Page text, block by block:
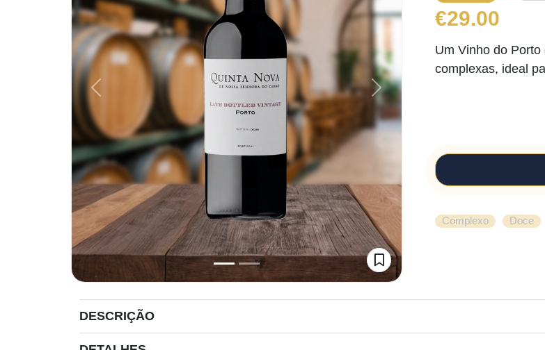
Previous Next
€29.00
Um Vinho do
complexas, ideal
Complexo Doce
DESCRIÇÃO